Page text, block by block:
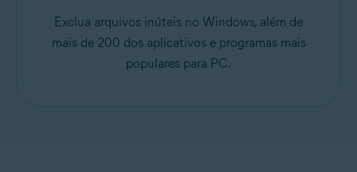
Exclua arquivos inúteis no Windows, além de
mais de 200 dos aplicativos e programas mais
populares para PC.